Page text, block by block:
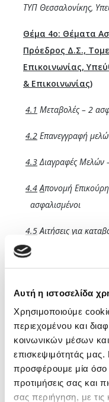
Αυτή η ιστοσελίδα
Χρησιμοποιούμε
περιεχομένου και
κοινωνικών μέσων
επισκεψιμότητάς μας.
προσφέρουμε μία όσο
προτιμήσεις σας και
σας περιήγηση, με τις
ΤΥΠ Θεσσαλονίκης,
Θέμα 4ο: Θέματα
Πρόεδρος Δ.Σ.,
Επικοινωνίας,
& Επικοινωνίας)
4.1 Μεταβολές – 2
4.2 Επανεγγραφή
4.3Διαγραφές Μελών
4.4 Απονομή
ασφαλισμένοι
4.5Αιτήσεις για
εφάπαξ
εργαζόμενου
4.7Αιτήσεις για
ΕΔΟΕΑΠ λόγω
ασφαλισμένοι
4.8 Διάφορα